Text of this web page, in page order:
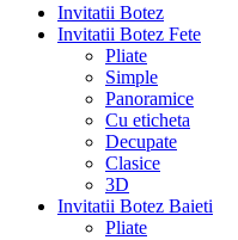
Invitatii Botez
Invitatii Botez Fete
Pliate
Simple
Panoramice
Cu eticheta
Decupate
Clasice
3D
Invitatii Botez Baieti
Pliate